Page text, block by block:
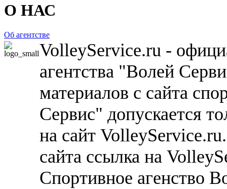
О НАС
Об агентстве
VolleyService.ru -
агентства "Волей
материалов с сайта
Сервис" допускается
на сайт
сайта ссылка на
Спортивное агенство